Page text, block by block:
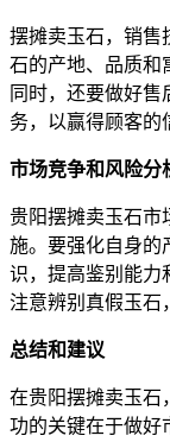
摆摊卖玉石，销售
石的产地、品质和
同时，还要做好
务，以赢得顾客的
市场竞争和风险分
贵阳摆摊卖玉石市
施。要强化自身的
识，提高鉴别能力
注意辨别真假玉石
总结和建议
在贵阳摆摊卖玉石
功的关键在于做好